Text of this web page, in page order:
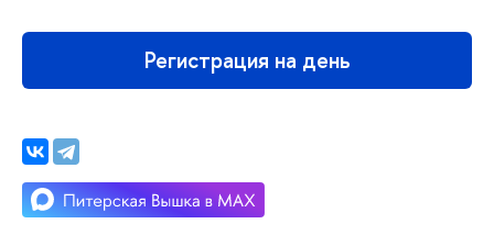
Регистрация на день